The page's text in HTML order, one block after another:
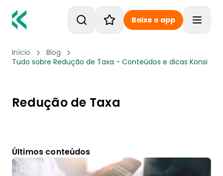
Baixe o app
Início
Blog
Tudo sobre Redução de Taxa - Conteúdos e dicas Konsi
Redução de Taxa
Últimos conteúdos